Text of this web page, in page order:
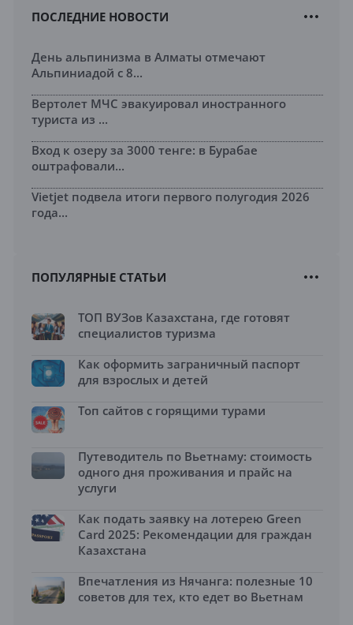
ПОСЛЕДНИЕ НОВОСТИ
День альпинизма в Алматы отмечают
Альпиниадой с 8...
Вертолет МЧС эвакуировал иностранного
туриста из ...
Вход к озеру за 3000 тенге: в Бурабае
оштрафовали...
Vietjet подвела итоги первого полугодия 2026
года...
ПОПУЛЯРНЫЕ СТАТЬИ
ТОП ВУЗов Казахстана, где готовят
специалистов туризма
Как оформить заграничный паспорт
для взрослых и детей
Топ сайтов с горящими турами
Путеводитель по Вьетнаму: стоимость
одного дня проживания и прайс на
услуги
Как подать заявку на лотерею Green
Card 2025: Рекомендации для граждан
Казахстана
Впечатления из Нячанга: полезные 10
советов для тех, кто едет во Вьетнам